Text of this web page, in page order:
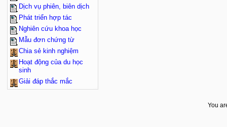
Dịch vụ phiên, biên dịch
Phát triển hợp tác
Nghiên cứu khoa học
Mẫu đơn chứng từ
Chia sẻ kinh nghiệm
Hoạt động của du học
sinh
Giải đáp thắc mắc
You